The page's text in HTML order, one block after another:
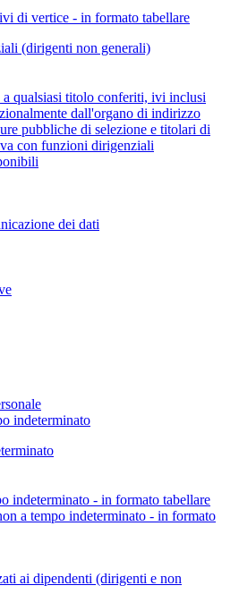
di vertice - in formato tabellare
(dirigenti non generali)
qualsiasi titolo conferiti, ivi inclusi
dall'organo di indirizzo
pubbliche di selezione e titolari di
con funzioni dirigenziali
dei dati
indeterminato
indeterminato - in formato tabellare
a tempo indeterminato - in formato
ai dipendenti (dirigenti e non